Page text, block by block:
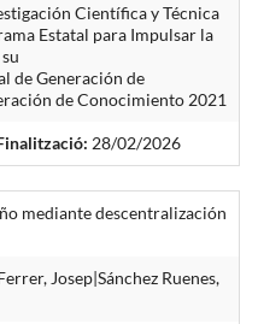
Científica y Técnica
Estatal para Impulsar la
de Generación de
de Conocimiento 2021
28/02/2026
mediante descentralización
Josep|Sánchez Ruenes,